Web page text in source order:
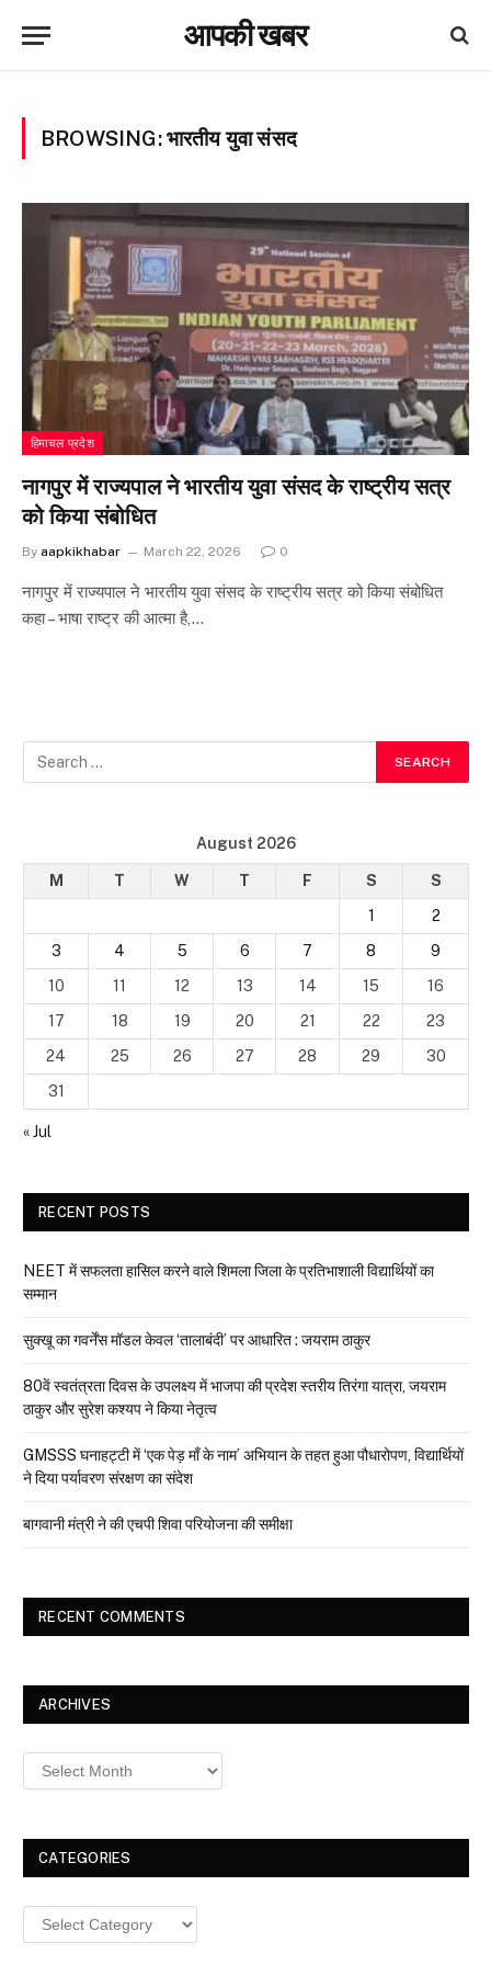
आपकी खबर
BROWSING:भारतीय युवा संसद
हिमाचल प्रदेश
नागपुर में राज्यपाल ने भारतीय युवा संसद के राष्ट्रीय सत्र
को किया संबोधित
By aapkikhabar March 22, 2026 0
नागपुर में राज्यपाल ने भारतीय युवा संसद के राष्ट्रीय सत्र को किया संबोधित
कहा – भाषा राष्ट्र की आत्मा है,…
August 2026
M T W T F S
S
1
2
3
4 5 6 7 8
9
10
11 12 13 14 15
16
17
18 19 20 21 22
23
24
25 26 27 28 29
30
31
« Jul
RECENT POSTS
NEET में सफलता हासिल करने वाले शिमला जिला के प्रतिभाशाली विद्यार्थियों का
सम्मान
सुक्खू का गवर्नेंस मॉडल केवल ‘तालाबंदी’ पर आधारित : जयराम ठाकुर
80वें स्वतंत्रता दिवस के उपलक्ष्य में भाजपा की प्रदेश स्तरीय तिरंगा यात्रा, जयराम
ठाकुर और सुरेश कश्यप ने किया नेतृत्व
GMSSS घनाहट्टी में ‘एक पेड़ माँ के नाम’ अभियान के तहत हुआ पौधारोपण, विद्यार्थियों
ने दिया पर्यावरण संरक्षण का संदेश
बागवानी मंत्री ने की एचपी शिवा परियोजना की समीक्षा
RECENT COMMENTS
ARCHIVES
Archives
CATEGORIES
Categories